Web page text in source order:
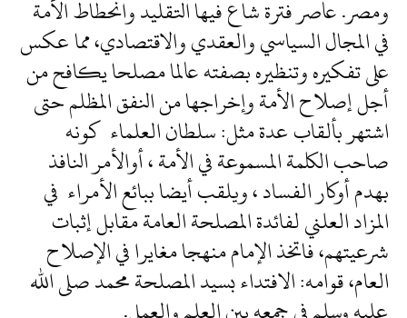
ومصر. عاصر فترة شاع فيها التقليد وانحطاط الأمة
في المجال السياسي والعقدي والاقتصادي، مما عكس
على تفكيره وتنظيره بصفته عالما مصلحا يكافح من
أجل إصلاح الأمة وإخراجها من النفق المظلم حتى
اشتهر بألقاب عدة مثل: سلطان العلماء كونه
صاحب الكلمة المسموعة في الأمة ، أوالأمر النافذ
بهدم أوكار الفساد ، ويلقب أيضا ببائع الأمراء في
المزاد العلني لفائدة المصلحة العامة مقابل إثبات
شرعيتهم، فاتخذ الإمام منهجا مغايرا في الإصلاح
العام، قوامه: الافتداء بسيد المصلحة محمد صلى الله